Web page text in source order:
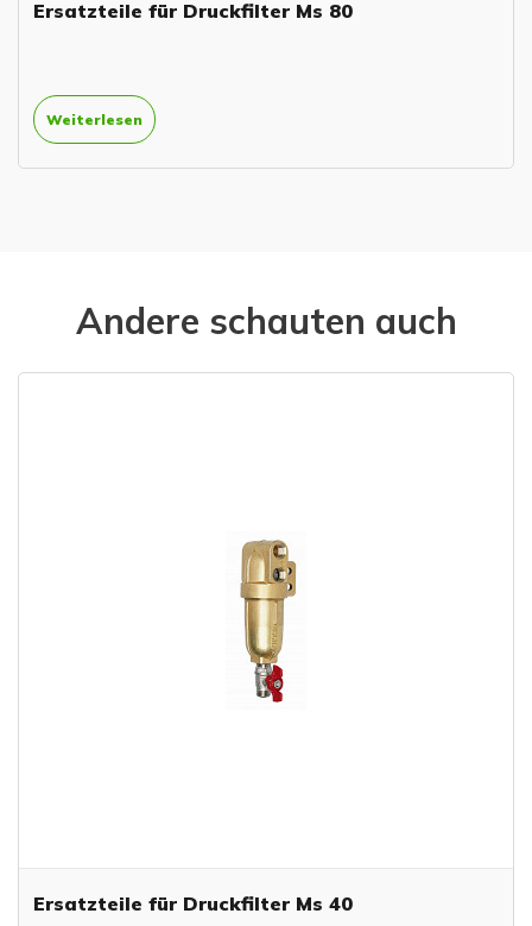
Ersatzteile für Druckfilter Ms 80
Weiterlesen
Andere schauten auch
Ersatzteile für Druckfilter Ms 40